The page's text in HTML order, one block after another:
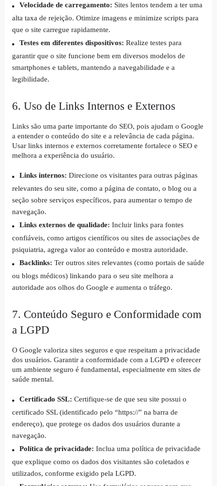
Velocidade de carregamento: Sites lentos tendem a ter uma
alta taxa de rejeição. Otimize imagens e minimize scripts para
que o site carregue rapidamente.
Testes em diferentes dispositivos: Realize testes para
garantir que o site funcione bem em diversos modelos de
smartphones e tablets, mantendo a navegabilidade e a
legibilidade.
6. Uso de Links Internos e Externos
Links são uma parte importante do SEO, pois ajudam o Google
a entender o conteúdo do site e a relevância de cada página.
Usar links internos e externos corretamente fortalece o SEO e
melhora a experiência do usuário.
Links internos: Direcione os visitantes para outras páginas
relevantes do seu site, como a página de contato, o blog ou a
seção sobre serviços específicos, para aumentar o tempo de
navegação.
Links externos de qualidade: Incluir links para fontes
confiáveis, como artigos científicos ou sites de associações de
psiquiatria, agrega valor ao conteúdo e mostra autoridade.
Backlinks: Ter outros sites relevantes (como portais de saúde
ou blogs médicos) linkando para o seu site melhora a
autoridade aos olhos do Google e aumenta o tráfego.
7. Conteúdo Seguro e Conformidade com
a LGPD
O Google valoriza sites seguros e que respeitam a privacidade
dos usuários. Garantir a conformidade com a LGPD e oferecer
um ambiente seguro é fundamental, especialmente em sites de
saúde mental.
Certificado SSL: Certifique-se de que seu site possui o
certificado SSL (identificado pelo “https://” na barra de
endereço), que protege os dados dos usuários durante a
navegação.
Política de privacidade: Inclua uma política de privacidade
que explique como os dados dos visitantes são coletados e
utilizados, conforme exigido pela LGPD.